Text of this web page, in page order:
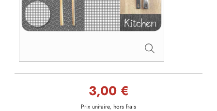
3,00 €
Prix unitaire, hors frais